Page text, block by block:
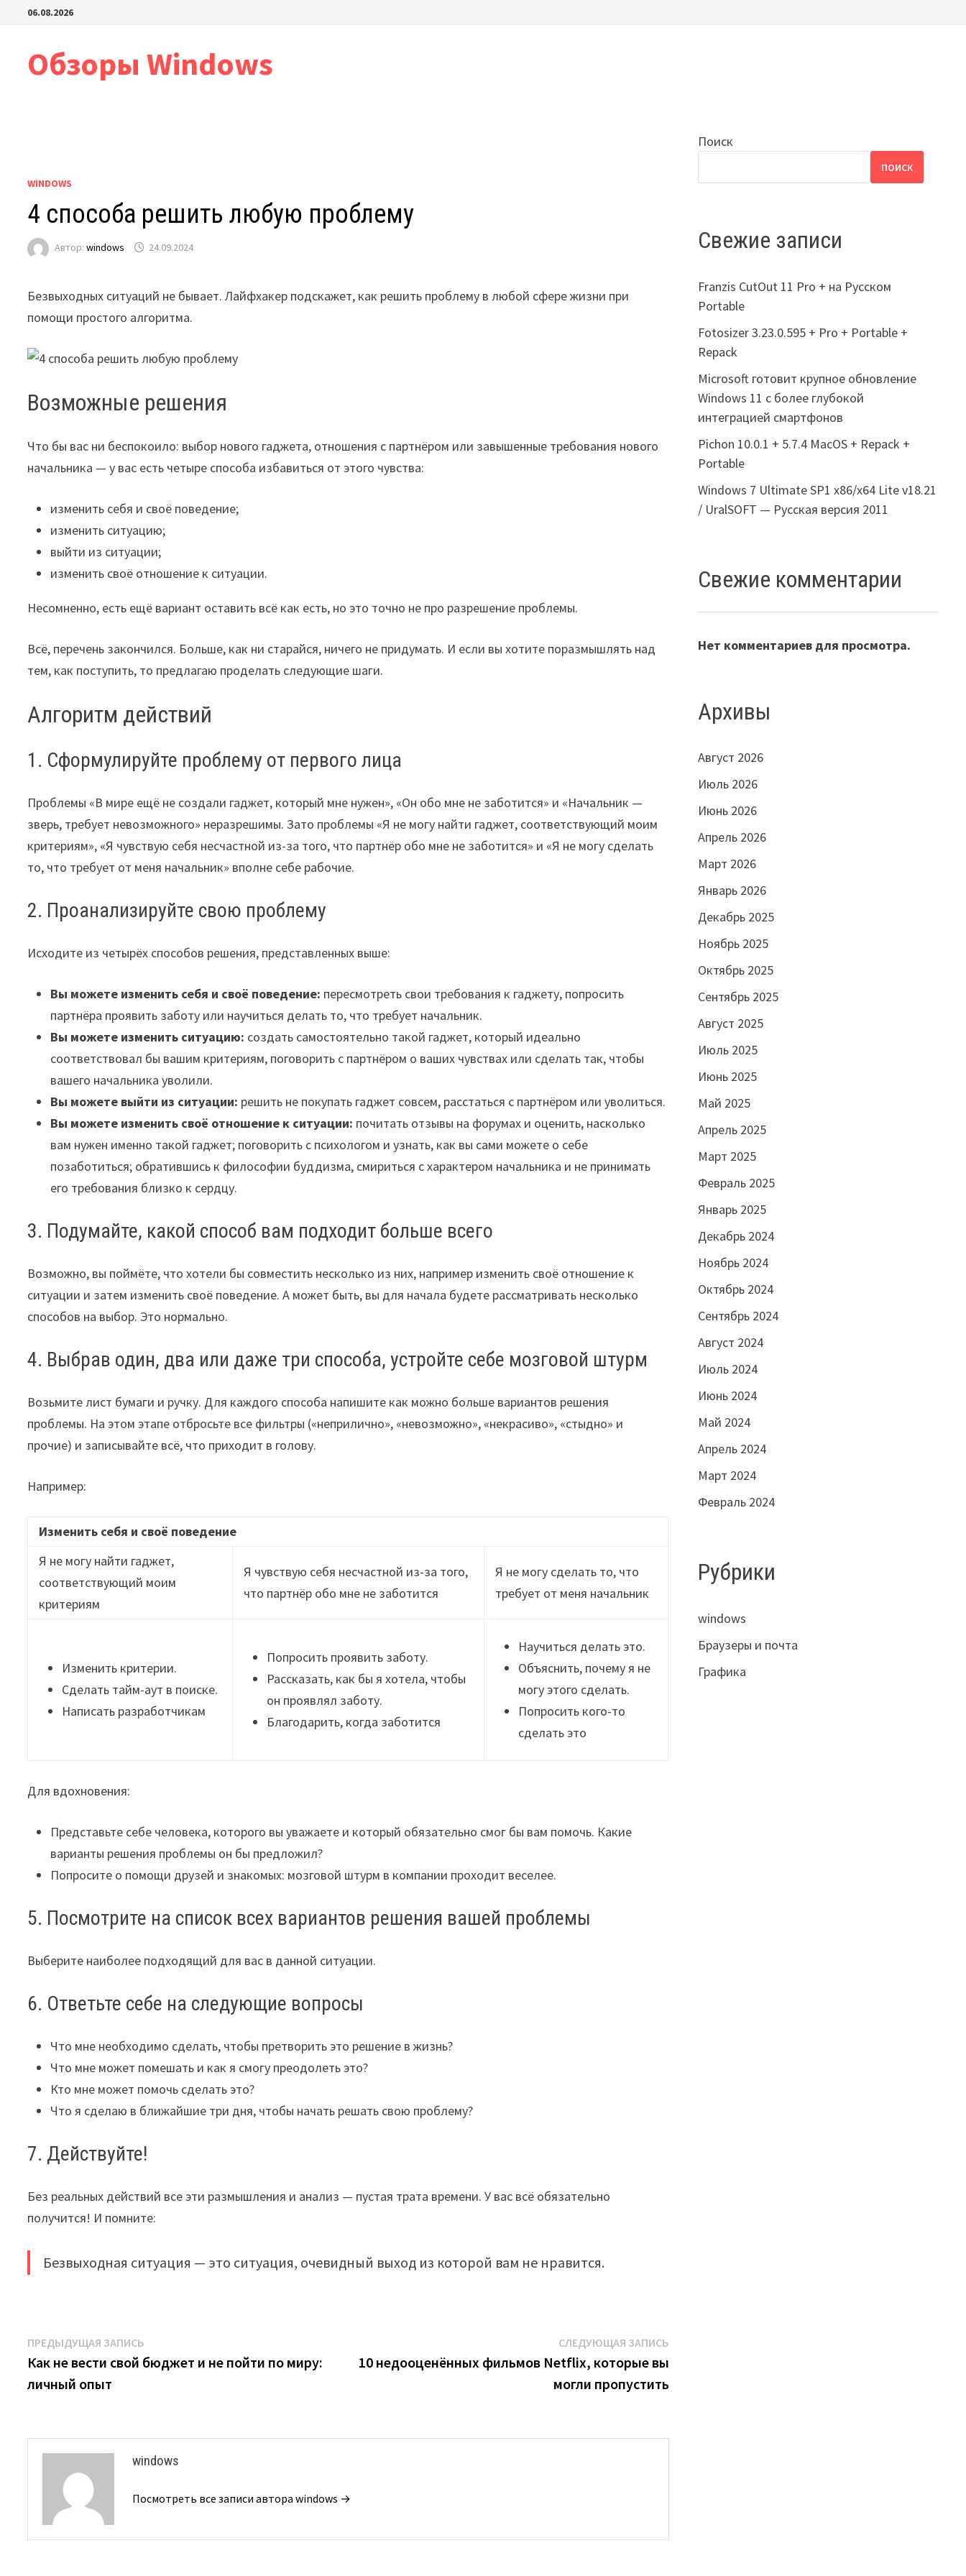
Перейти
содержимому
06.08.2026
Обзоры Windows
WINDOWS
4 способа решить любую проблему
Автор:windows 24.09.2024
Безвыходных ситуаций не бывает. Лайфхакер подскажет, как решить проблему в любой сфере жизни при
помощи простого алгоритма.
Возможные решения
Что бы вас ни беспокоило: выбор нового гаджета, отношения с партнёром или завышенные требования нового
начальника — у вас есть четыре способа избавиться от этого чувства:
изменить себя и своё поведение;
изменить ситуацию;
выйти из ситуации;
изменить своё отношение к ситуации.
Несомненно, есть ещё вариант оставить всё как есть, но это точно не про разрешение проблемы.
Всё, перечень закончился. Больше, как ни старайся, ничего не придумать. И если вы хотите поразмышлять над
тем, как поступить, то предлагаю проделать следующие шаги.
Алгоритм действий
1. Сформулируйте проблему от первого лица
Проблемы «В мире ещё не создали гаджет, который мне нужен», «Он обо мне не заботится» и «Начальник —
зверь, требует невозможного» неразрешимы. Зато проблемы «Я не могу найти гаджет, соответствующий моим
критериям», «Я чувствую себя несчастной из-за того, что партнёр обо мне не заботится» и «Я не могу сделать
то, что требует от меня начальник» вполне себе рабочие.
2. Проанализируйте свою проблему
Исходите из четырёх способов решения, представленных выше:
Вы можете изменить себя и своё поведение: пересмотреть свои требования к гаджету, попросить
партнёра проявить заботу или научиться делать то, что требует начальник.
Вы можете изменить ситуацию: создать самостоятельно такой гаджет, который идеально
соответствовал бы вашим критериям, поговорить с партнёром о ваших чувствах или сделать так, чтобы
вашего начальника уволили.
Вы можете выйти из ситуации: решить не покупать гаджет совсем, расстаться с партнёром или уволиться.
Вы можете изменить своё отношение к ситуации: почитать отзывы на форумах и оценить, насколько
вам нужен именно такой гаджет; поговорить с психологом и узнать, как вы сами можете о себе
позаботиться; обратившись к философии буддизма, смириться с характером начальника и не принимать
его требования близко к сердцу.
3. Подумайте, какой способ вам подходит больше всего
Возможно, вы поймёте, что хотели бы совместить несколько из них, например изменить своё отношение к
ситуации и затем изменить своё поведение. А может быть, вы для начала будете рассматривать несколько
способов на выбор. Это нормально.
4. Выбрав один, два или даже три способа, устройте себе мозговой штурм
Возьмите лист бумаги и ручку. Для каждого способа напишите как можно больше вариантов решения
проблемы. На этом этапе отбросьте все фильтры («неприлично», «невозможно», «некрасиво», «стыдно» и
прочие) и записывайте всё, что приходит в голову.
Например:
Изменить себя и своё поведение
Я не могу найти гаджет,
соответствующий моим
критериям
Я чувствую себя несчастной из-за того,
что партнёр обо мне не заботится
Я не могу сделать то, что
требует от меня начальник
Изменить критерии.
Сделать тайм-аут в поиске.
Написать разработчикам
Попросить проявить заботу.
Рассказать, как бы я хотела, чтобы
он проявлял заботу.
Благодарить, когда заботится
Научиться делать это.
Объяснить, почему я не
могу этого сделать.
Попросить кого-то
сделать это
Для вдохновения:
Представьте себе человека, которого вы уважаете и который обязательно смог бы вам помочь. Какие
варианты решения проблемы он бы предложил?
Попросите о помощи друзей и знакомых: мозговой штурм в компании проходит веселее.
5. Посмотрите на список всех вариантов решения вашей проблемы
Выберите наиболее подходящий для вас в данной ситуации.
6. Ответьте себе на следующие вопросы
Что мне необходимо сделать, чтобы претворить это решение в жизнь?
Что мне может помешать и как я смогу преодолеть это?
Кто мне может помочь сделать это?
Что я сделаю в ближайшие три дня, чтобы начать решать свою проблему?
7. Действуйте!
Без реальных действий все эти размышления и анализ — пустая трата времени. У вас всё обязательно
получится! И помните:
Безвыходная ситуация — это ситуация, очевидный выход из которой вам не нравится.
Навигация
по
ПРЕДЫДУЩАЯ ЗАПИСЬ
запись:
Как не вести свой бюджет и не пойти по миру:
личный опыт
СЛЕДУЮЩАЯ ЗАПИСЬСледующая
запись:
10 недооценённых фильмов Netflix, которые вы
могли пропустить
windows
Посмотреть все записи автора windows →
Поиск
ПОИСК
Свежие записи
Franzis CutOut 11 Pro + на Русском
Portable
Fotosizer 3.23.0.595 + Pro + Portable +
Repack
Microsoft готовит крупное обновление
Windows 11 с более глубокой
интеграцией смартфонов
Pichon 10.0.1 + 5.7.4 MacOS + Repack +
Portable
Windows 7 Ultimate SP1 x86/x64 Lite v18.21
/ UralSOFT — Русская версия 2011
Свежие комментарии
Нет комментариев для просмотра.
Архивы
Август 2026
Июль 2026
Июнь 2026
Апрель 2026
Март 2026
Январь 2026
Декабрь 2025
Ноябрь 2025
Октябрь 2025
Сентябрь 2025
Август 2025
Июль 2025
Июнь 2025
Май 2025
Апрель 2025
Март 2025
Февраль 2025
Январь 2025
Декабрь 2024
Ноябрь 2024
Октябрь 2024
Сентябрь 2024
Август 2024
Июль 2024
Июнь 2024
Май 2024
Апрель 2024
Март 2024
Февраль 2024
Рубрики
windows
Браузеры и почта
Графика